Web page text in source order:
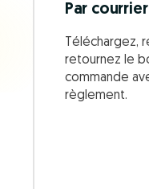
Par courrier
Téléchargez,
retournez le
commande
règlement.